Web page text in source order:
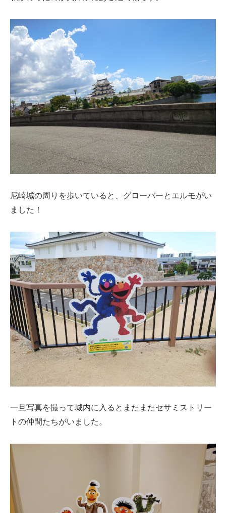
尼崎城の周りを歩いていると、グローバーとエルモがい
ました！
一旦写真を撮って城内に入るとまたまたセサミストリー
トの仲間たちがいました。